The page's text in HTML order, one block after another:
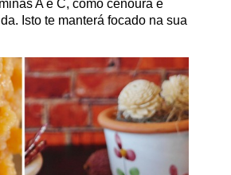
A e C, como cenoura e
Isto te manterá focado na sua